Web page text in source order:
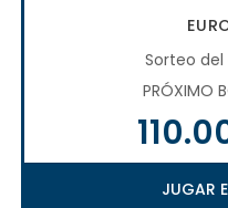
Sorteo
PRÓXIMO
JUGAR